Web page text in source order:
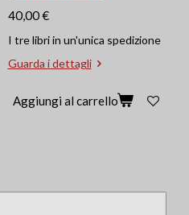
40,00 €
I tre libri in un'unica spedizione
Guarda i dettagli
Aggiungi al carrello